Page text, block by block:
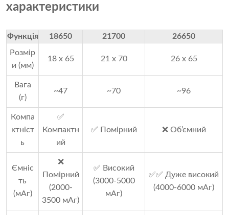
характеристики
Функція 18650 21700
26650
Розмір
и (мм)
18 x 65 21 x 70 26 x 65
Вага
(г)
~47 ~70 ~96
Компа
ктніст
ь
✅
Компактн
ий
✅ Помірний ❌ Об’ємний
Ємніс
ть
(мАг)
❌
Помірний
(2000-
3500 мАг)
✅ Високий
(3000-5000
мАг)
✅✅ Дуже високий
(4000-6000 мАг)